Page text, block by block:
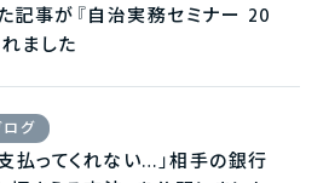
記事が『自治実務セミナー 20
ました
グ
払ってくれない…」相手の銀行